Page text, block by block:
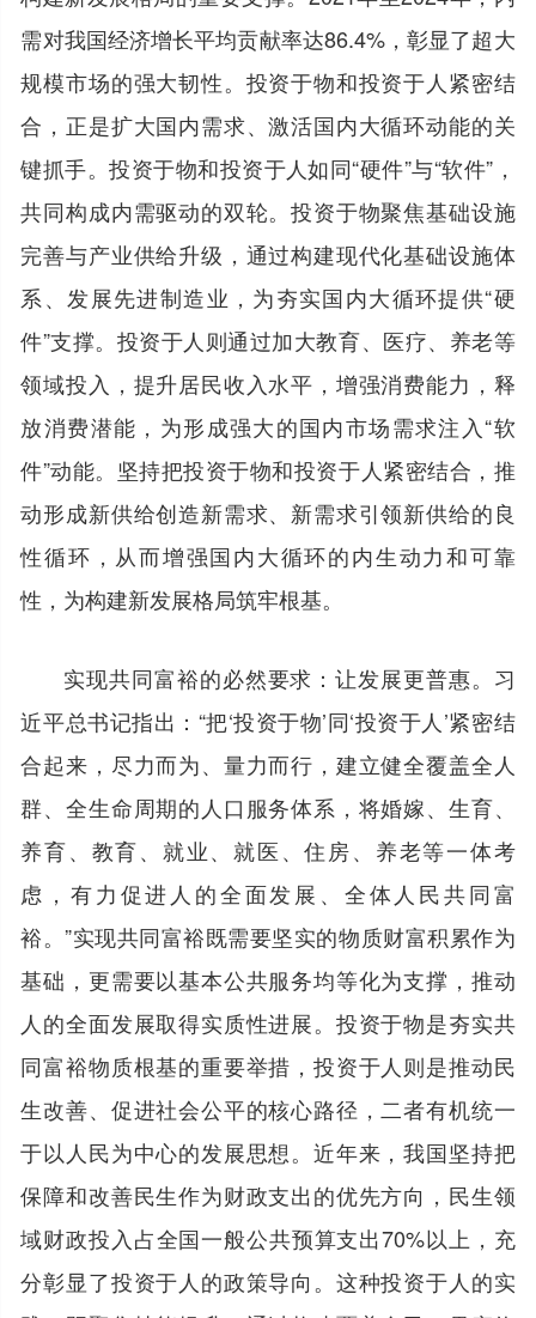
需对我国经济增长平均贡献率达86.4%，彰显了超大
规模市场的强大韧性。投资于物和投资于人紧密结
合，正是扩大国内需求、激活国内大循环动能的关
键抓手。投资于物和投资于人如同“硬件”与“软件”，
共同构成内需驱动的双轮。投资于物聚焦基础设施
完善与产业供给升级，通过构建现代化基础设施体
系、发展先进制造业，为夯实国内大循环提供“硬
件”支撑。投资于人则通过加大教育、医疗、养老等
领域投入，提升居民收入水平，增强消费能力，释
放消费潜能，为形成强大的国内市场需求注入“软
件”动能。坚持把投资于物和投资于人紧密结合，推
动形成新供给创造新需求、新需求引领新供给的良
性循环，从而增强国内大循环的内生动力和可靠
性，为构建新发展格局筑牢根基。
实现共同富裕的必然要求：让发展更普惠。习
近平总书记指出：“把‘投资于物’同‘投资于人’紧密结
合起来，尽力而为、量力而行，建立健全覆盖全人
群、全生命周期的人口服务体系，将婚嫁、生育、
养育、教育、就业、就医、住房、养老等一体考
虑，有力促进人的全面发展、全体人民共同富
裕。”实现共同富裕既需要坚实的物质财富积累作为
基础，更需要以基本公共服务均等化为支撑，推动
人的全面发展取得实质性进展。投资于物是夯实共
同富裕物质根基的重要举措，投资于人则是推动民
生改善、促进社会公平的核心路径，二者有机统一
于以人民为中心的发展思想。近年来，我国坚持把
保障和改善民生作为财政支出的优先方向，民生领
域财政投入占全国一般公共预算支出70%以上，充
分彰显了投资于人的政策导向。这种投资于人的实